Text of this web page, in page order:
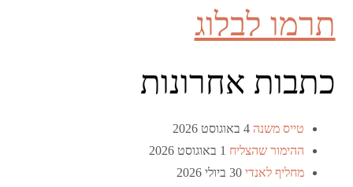
תרמו לבלוג
כתבות אחרונות
טייס משנה 4 באוגוסט 2026
ההימור שהצליח 1 באוגוסט 2026
מחליף לאנדי 30 ביולי 2026